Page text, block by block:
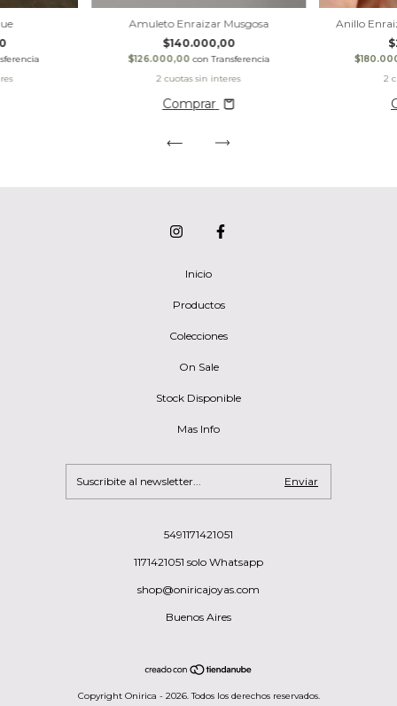
Amuleto Enraizar Musgosa
$140.000,00
$126.000,00 con Transferencia
Comprar
Anillo
Inicio
Productos
Colecciones
On Sale
Stock Disponible
Mas Info
5491171421051
1171421051 solo Whatsapp
shop@oniricajoyas.com
Buenos Aires
Copyright Onirica - 2026. Todos los derechos reservados.